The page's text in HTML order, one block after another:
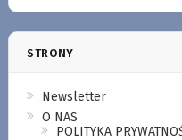
STRONY
Newsletter
O NAS
POLITYKA